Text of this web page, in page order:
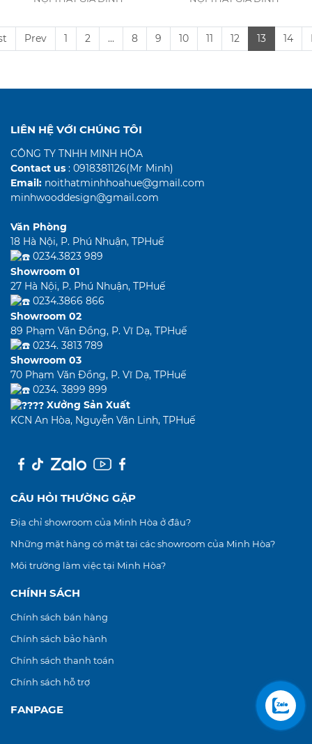
Prev 1 2 ... 8 9 10 11 12 13 14
LIÊN HỆ VỚI CHÚNG TÔI
CÔNG TY TNHH MINH HÒA
Contact us : 0918381126(Mr Minh)
Email: noithatminhhoahue@gmail.com
minhwooddesign@gmail.com
Văn Phòng
18 Hà Nội, P. Phú Nhuận, TPHuế
0234.3823 989
Showroom 01
27 Hà Nội, P. Phú Nhuận, TPHuế
0234.3866 866
Showroom 02
89 Phạm Văn Đồng, P. Vĩ Dạ, TPHuế
0234. 3813 789
Showroom 03
70 Phạm Văn Đồng, P. Vĩ Dạ, TPHuế
0234. 3899 899
Xưởng Sản Xuất
KCN An Hòa, Nguyễn Văn Linh, TPHuế
CÂU HỎI THƯỜNG GẶP
Địa chỉ showroom của Minh Hòa ở đâu?
Những mặt hàng có mặt tại các showroom của Minh Hòa?
Môi trường làm việc tại Minh Hòa?
CHÍNH SÁCH
Chính sách bán hàng
Chính sách bảo hành
Chính sách thanh toán
Chính sách hỗ trợ
FANPAGE